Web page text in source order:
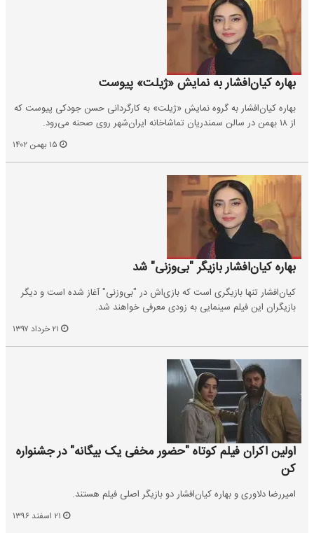
بهاره کیان‌افشار به نمایش «ژیلت» پیوست
بهاره کیان‌افشار به گروه نمایش «ژیلت» به کارگردانی حسن جودکی پیوست که
از ۱۸ بهمن در سالن سمندریان تماشاخانه ایران‌شهر روی صحنه می‌رود.
بهاره کیان‌افشار بازیگر "بی‌وزنی" شد
کیان‌افشار تنها بازیگری است که بازی‌اش در "بی‌وزنی" آغاز شده است و دیگر
بازیگران این فیلم سینمایی به زودی معرفی خواهند شد.
اولین اکران فیلم کوتاه "حضور مخفی یک بیگانه" در جشنواره
کن
امیررضا دلاوری و بهاره کیان‌افشار دو بازیگر اصلی فیلم هستند.